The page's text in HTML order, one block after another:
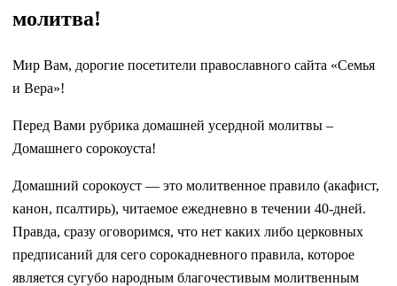
молитва!
Мир Вам, дорогие посетители православного сайта «Семья
и Вера»!
Перед Вами рубрика домашней усердной молитвы –
Домашнего сорокоуста!
Домашний сорокоуст — это молитвенное правило (акафист,
канон, псалтирь), читаемое ежедневно в течении 40-дней.
Правда, сразу оговоримся, что нет каких либо церковных
предписаний для сего сорокадневного правила, которое
является сугубо народным благочестивым молитвенным